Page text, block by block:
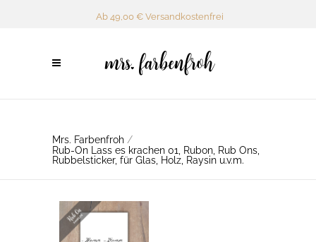
Ab 49,00 € Versandkostenfrei
Mrs. Farbenfroh /
Rub-On Lass es krachen 01, Rubon, Rub Ons,
Rubbelsticker, für Glas, Holz, Raysin u.v.m.